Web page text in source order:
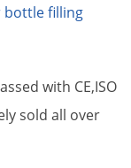
bottle filling
with CE,ISO
sold all over